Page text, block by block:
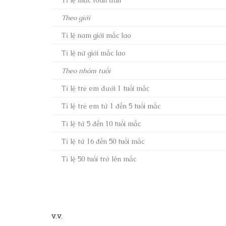
Theo giới
Tỉ lệ nam giới mắc lao
Tỉ lệ nữ giới mắc lao
Theo nhóm tuổi
Tỉ lệ trẻ em dưới 1 tuổi mắc
Tỉ lệ trẻ em từ 1 đến 5 tuổi mắc
Tỉ lệ từ 5 đến 10 tuổi mắc
Tỉ lệ từ 16 đến 50 tuổi mắc
Tỉ lệ 50 tuổi trở lên mắc
v.v.